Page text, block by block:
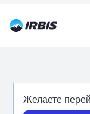
Желаете